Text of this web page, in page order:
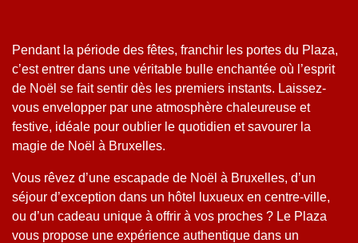
Pendant la période des fêtes, franchir les portes du Plaza,
c’est entrer dans une véritable bulle enchantée où l’esprit
de Noël se fait sentir dès les premiers instants. Laissez-
vous envelopper par une atmosphère chaleureuse et
festive, idéale pour oublier le quotidien et savourer la
magie de Noël à Bruxelles.
Vous rêvez d’une escapade de Noël à Bruxelles, d’un
séjour d’exception dans un hôtel luxueux en centre-ville,
ou d’un cadeau unique à offrir à vos proches ? Le Plaza
vous propose une expérience authentique dans un